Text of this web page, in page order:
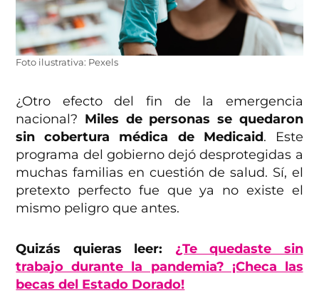
Foto ilustrativa: Pexels
¿Otro efecto del fin de la emergencia
nacional? Miles de personas se quedaron
sin cobertura médica de Medicaid. Este
programa del gobierno dejó desprotegidas a
muchas familias en cuestión de salud. Sí, el
pretexto perfecto fue que ya no existe el
mismo peligro que antes.
Quizás quieras leer: ¿Te quedaste sin
trabajo durante la pandemia? ¡Checa las
becas del Estado Dorado!